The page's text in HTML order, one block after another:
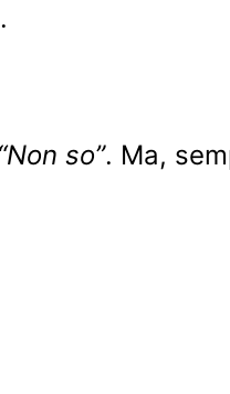
so”. Ma,